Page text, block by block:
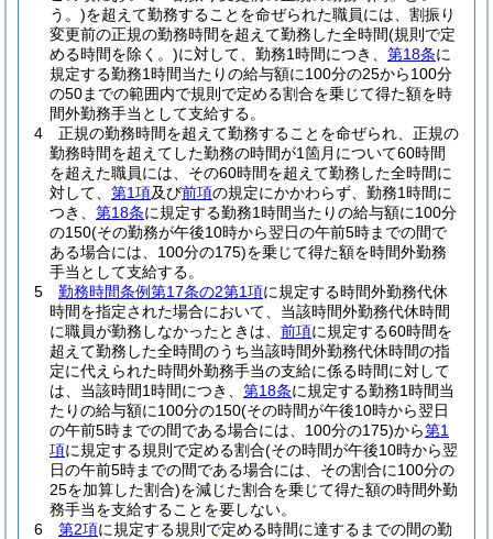
う。)を超えて勤務することを命ぜられた職員には、割振り
変更前の正規の勤務時間を超えて勤務した全時間(規則で定
める時間を除く。)に対して、勤務1時間につき、 第18条に
規定する勤務1時間当たりの給与額に100分の25から100分
の50までの範囲内で規則で定める割合を乗じて得た額を時
間外勤務手当として支給する。
4
正規の勤務時間を超えて勤務することを命ぜられ、正規の
勤務時間を超えてした勤務の時間が1箇月について60時間
を超えた職員には、その60時間を超えて勤務した全時間に
対して、 第1項及び前項の規定にかかわらず、勤務1時間に
つき、 第18条に規定する勤務1時間当たりの給与額に100分
の150(その勤務が午後10時から翌日の午前5時までの間で
ある場合には、100分の175)を乗じて得た額を時間外勤務
手当として支給する。
5
勤務時間条例第17条の2第1項に規定する時間外勤務代休
時間を指定された場合において、当該時間外勤務代休時間
に職員が勤務しなかったときは、 前項に規定する60時間を
超えて勤務した全時間のうち当該時間外勤務代休時間の指
定に代えられた時間外勤務手当の支給に係る時間に対して
は、当該時間1時間につき、 第18条に規定する勤務1時間当
たりの給与額に100分の150(その時間が午後10時から翌日
の午前5時までの間である場合には、100分の175)から第1
項に規定する規則で定める割合(その時間が午後10時から翌
日の午前5時までの間である場合には、その割合に100分の
25を加算した割合)を減じた割合を乗じて得た額の時間外勤
務手当を支給することを要しない。
6
第2項に規定する規則で定める時間に達するまでの間の勤